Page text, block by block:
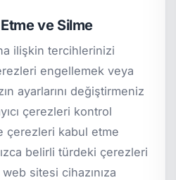
ve Silme
ilişkin tercihlerinizi
engellemek veya
ayarlarını değiştirmeniz
çerezleri kontrol
çerezleri kabul etme
belirli türdeki çerezleri
sitesi cihazınıza